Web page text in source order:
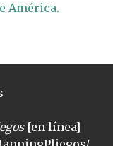
América.
[en línea]